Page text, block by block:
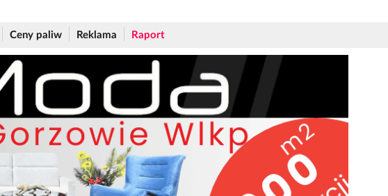
Ceny paliw Reklama Raport